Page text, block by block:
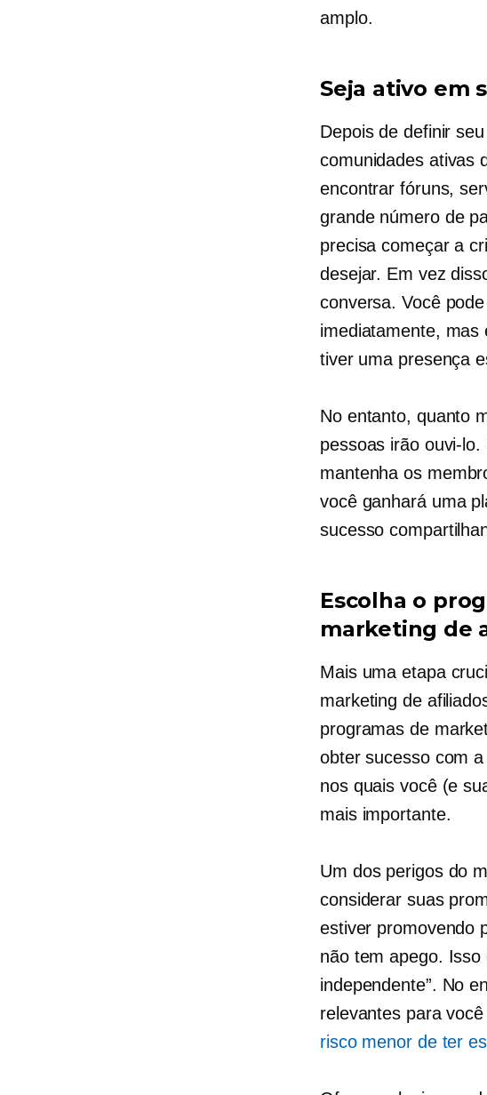
amplo.
Seja ativo em
Depois de definir
comunidades ativas
encontrar fóruns,
grande número de
precisa começar a
desejar. Em vez
conversa. Você
imediatamente, mas
tiver uma presença
No entanto, quanto
pessoas irão ouvi-
mantenha os
você ganhará uma
sucesso
Escolha o
marketing de
Mais uma etapa
marketing de
programas de
obter sucesso com
nos quais você (e
mais importante.
Um dos perigos do
considerar suas
estiver promovendo
não tem apego. Isso
independente”. No
relevantes para
risco menor de ter